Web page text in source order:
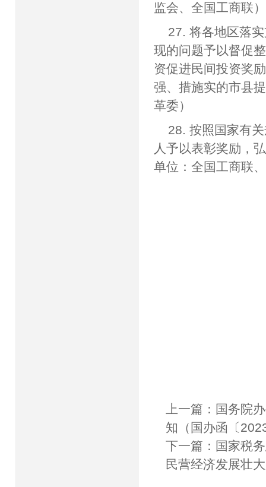
监会、全国工商联）
27. 将各地区落
现的问题予以督促
资促进民间投资奖
强、措施实的市县
革委）
28. 按照国家有
人予以表彰奖励，
单位：全国工商联
上一篇： 国务院
知（国办函〔
下一篇： 国家税
民营经济发展壮